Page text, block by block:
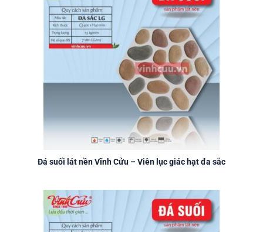
Đá suối lát nền Vĩnh Cửu – Viên lục giác hạt đa sắc